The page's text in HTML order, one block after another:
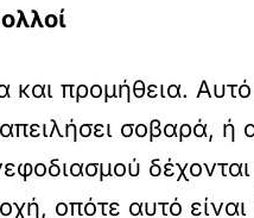
και προμήθεια.
σοβαρά, ή
οπότε αυτό